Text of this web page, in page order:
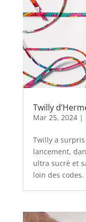
Twilly
Mar 25, 2024|
Twilly a
lancement,
ultra sucré et
loin des codes.